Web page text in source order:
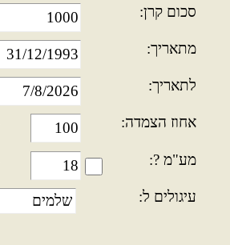
מתאריך:
לתאריך:
סכום קרן:
עיגולים ל:
אחוז הצמדה:
מע"מ ?: